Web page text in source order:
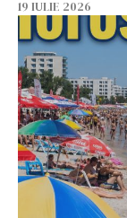
19 IULIE 2026